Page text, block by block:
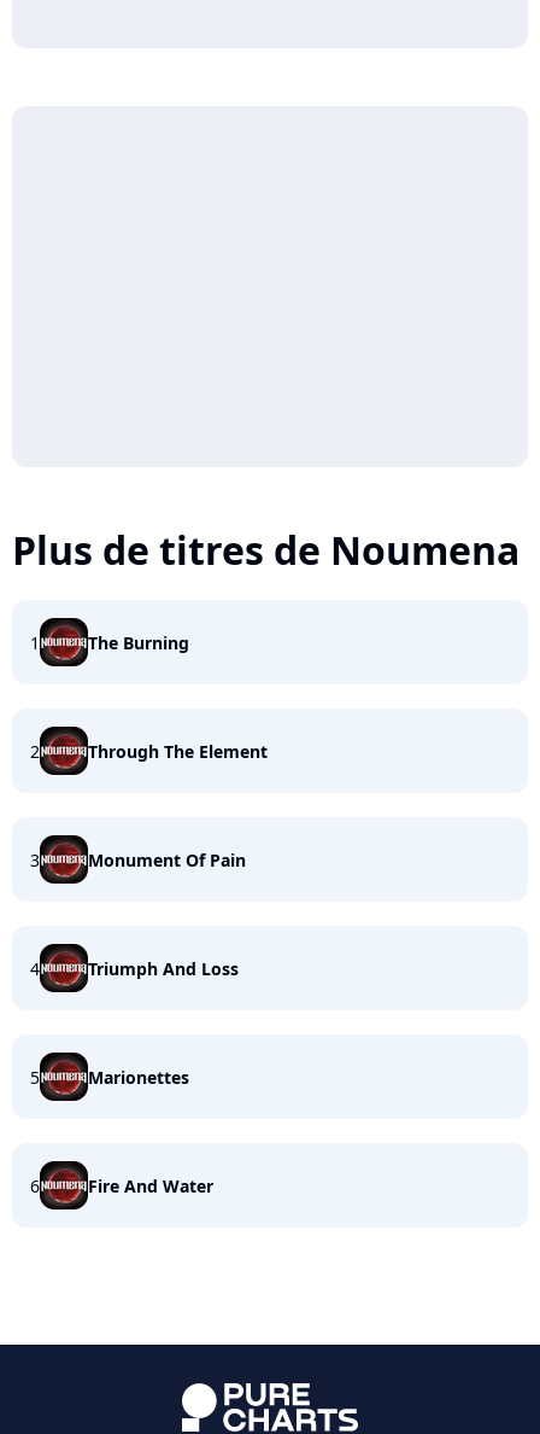
Plus de titres de Noumena
1 The Burning
2 Through The Element
3 Monument Of Pain
4 Triumph And Loss
5 Marionettes
6 Fire And Water